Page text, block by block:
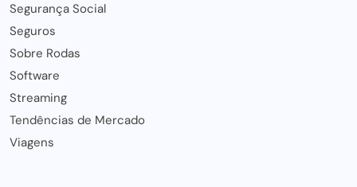
Segurança Social
Seguros
Sobre Rodas
Software
Streaming
Tendências de Mercado
Viagens